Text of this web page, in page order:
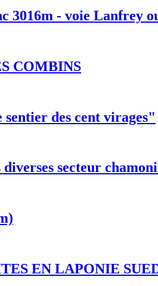
3016m - voie Lanfrey
COMBINS
des cent virages"
secteur
EN LAPONIE